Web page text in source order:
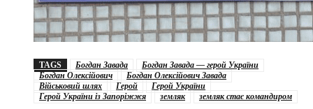
TAGS Богдан Завада
Богдан Завада — герой України
Богдан Олексійович
Богдан Олексійович Завада
Військовий шлях
Герой
Герой України
Герой України із Запоріжжя
земляк земляк стає командиром